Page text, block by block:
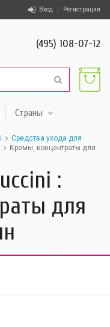
Вход Регистрация
(495) 108-07-12
Страны
Средства ухода для
Кремы, концентраты для
:
для